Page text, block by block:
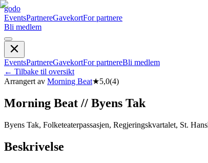
godo
EventsPartnereGavekortFor partnere
Bli medlem
EventsPartnereGavekortFor partnereBli medlem
← Tilbake til oversikt
Arrangert av Morning Beat★5,0(4)
Morning Beat // Byens Tak
Byens Tak, Folketeaterpassasjen, Regjeringskvartalet, St.
Beskrivelse